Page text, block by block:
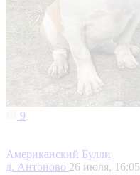
9
Американский Булли
д. Антоново 26 июля, 16:05